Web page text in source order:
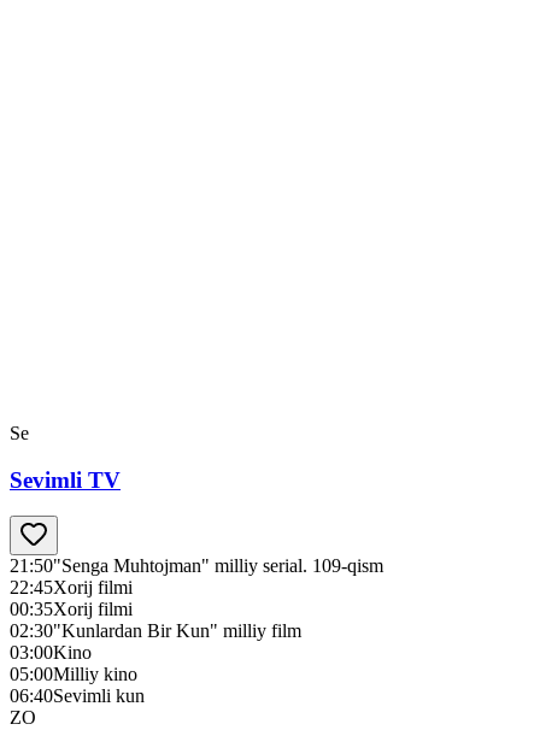
Se
Sevimli TV
21:50"Senga Muhtojman" milliy serial. 109-qism
22:45Xorij filmi
00:35Xorij filmi
02:30"Kunlardan Bir Kun" milliy film
03:00Kino
05:00Milliy kino
06:40Sevimli kun
ZO